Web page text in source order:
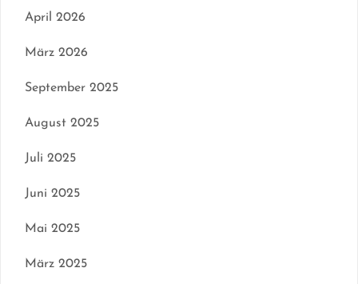
April 2026
März 2026
September 2025
August 2025
Juli 2025
Juni 2025
Mai 2025
März 2025